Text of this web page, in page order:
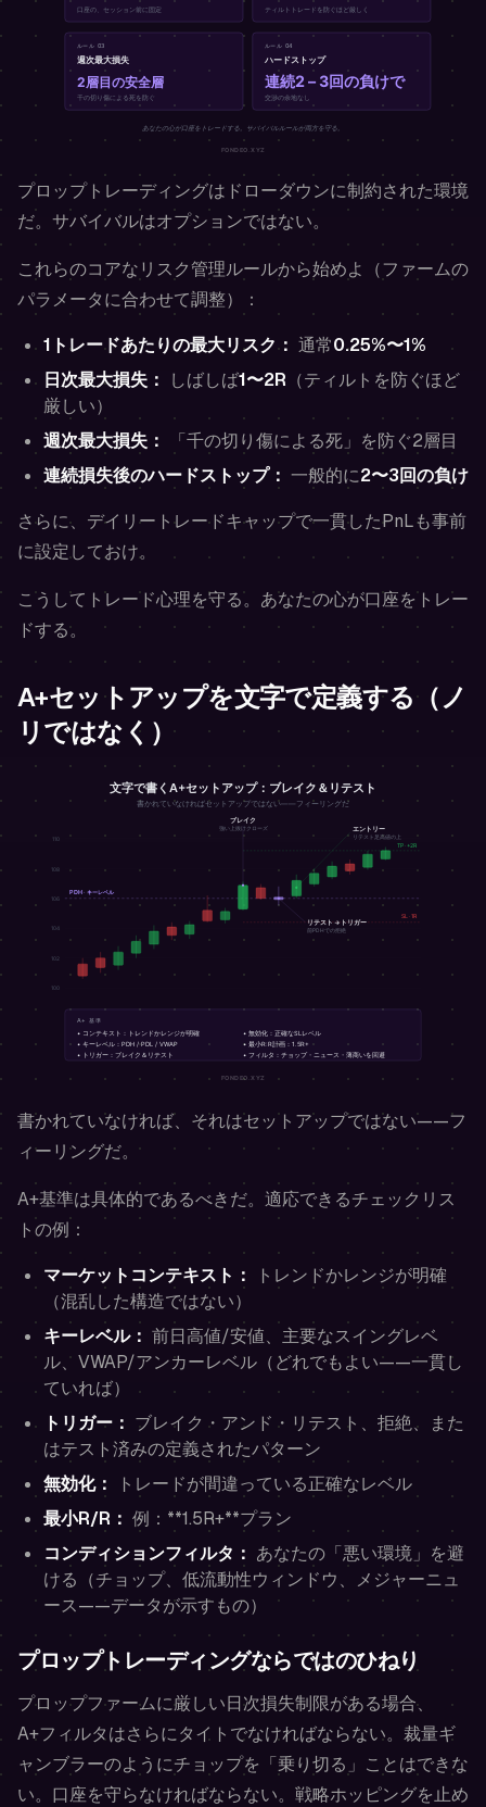
プロップトレーディングはドローダウンに制約された環境
だ。サバイバルはオプションではない。
これらのコアなリスク管理ルールから始めよ（ファームの
パラメータに合わせて調整）：
1トレードあたりの最大リスク： 通常0.25%〜1%
日次最大損失：
しばしば1〜2R （ティルトを防ぐほど
厳しい）
週次最大損失：
「千の切り傷による死」を防ぐ2層目
連続損失後のハードストップ： 一般的に2〜3回の負け
さらに、デイリートレードキャップで一貫したPnLも事前
に設定しておけ。
こうしてトレード心理を守る。あなたの心が口座をトレー
ドする。
A+セットアップを文字で定義する（ノ
リではなく）
書かれていなければ、それはセットアップではない——フ
ィーリングだ。
A+基準は具体的であるべきだ。適応できるチェックリス
トの例：
マーケットコンテキスト：
トレンドかレンジが明確
（混乱した構造ではない）
キーレベル： 前日高値/安値、主要なスイングレベ
ル、VWAP/アンカーレベル（どれでもよい——一貫し
ていれば）
トリガー： ブレイク・アンド・リテスト、拒絶、また
はテスト済みの定義されたパターン
無効化：
トレードが間違っている正確なレベル
最小R/R： 例：**1.5R+**プラン
コンディションフィルタ： あなたの「悪い環境」を避
ける（チョップ、低流動性ウィンドウ、メジャーニュ
ース——データが示すもの）
プロップトレーディングならではのひねり
プロップファームに厳しい日次損失制限がある場合、
A+フィルタはさらにタイトでなければならない。裁量ギ
ャンブラーのようにチョップを「乗り切る」ことはできな
い。口座を守らなければならない。戦略ホッピングを止め